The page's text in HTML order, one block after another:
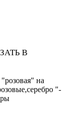
В
на
"-